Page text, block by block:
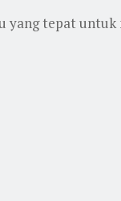
yang tepat